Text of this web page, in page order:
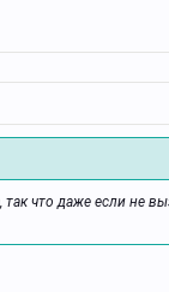
что даже если не